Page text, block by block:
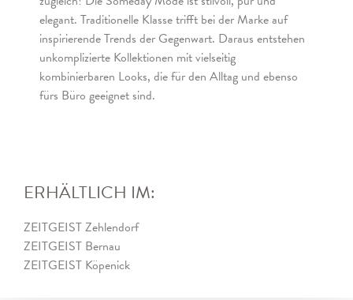
elegant. Traditionelle Klasse trifft bei der Marke auf
inspirierende Trends der Gegenwart. Daraus entstehen
unkomplizierte Kollektionen mit vielseitig
kombinierbaren Looks, die für den Alltag und ebenso
fürs Büro geeignet sind.
ERHÄLTLICH IM:
ZEITGEIST Zehlendorf
ZEITGEIST Bernau
ZEITGEIST Köpenick